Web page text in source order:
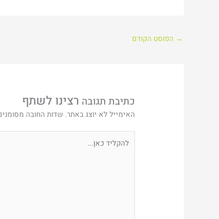
→ הפוסט הקודם
כתיבת תגובה
האימייל לא יוצג באתר. שדות החובה
כאן...